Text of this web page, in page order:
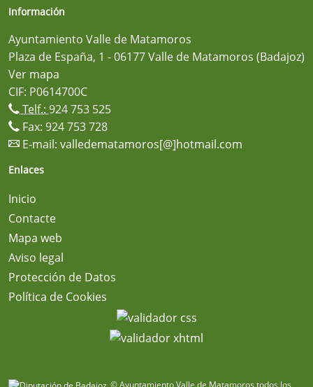
Información
Ayuntamiento Valle de Matamoros
Plaza de España, 1 - 06177 Valle de Matamoros (Badajoz)
Ver mapa
CIF: P0614700C
Telf.: 924 753 525
Fax: 924 753 728
E-mail: valledematamoros[@]hotmail.com
Enlaces
Inicio
Contacte
Mapa web
Aviso legal
Protección de Datos
Política de Cookies